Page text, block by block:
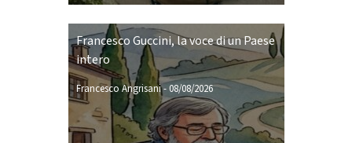
Francesco Guccini, la voce di un Paese
intero
Francesco Angrisani-08/08/2026